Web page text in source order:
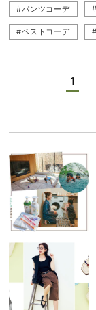
#パンツコーデ
#ベストコーデ
#ニットベストコーデ
1